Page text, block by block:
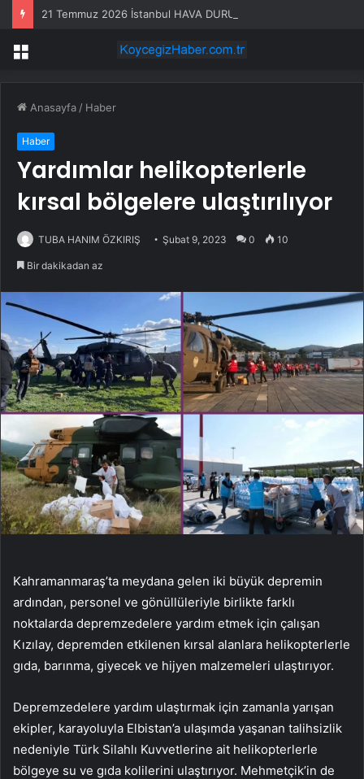
Menü
Anasayfa / Haber
Haber
Yardımlar helikopterlerle
kırsal bölgelere ulaştırılıyor
TUBA HANIM ÖZKIRIŞ Şubat 9, 2023 0 10
Bir dakikadan az
Kahramanmaraş’ta meydana gelen iki büyük depremin
ardından, personel ve gönüllüleriyle birlikte farklı
noktalarda depremzedelere yardım etmek için çalışan
Kızılay, depremden etkilenen kırsal alanlara helikopterlerle
gıda, barınma, giyecek ve hijyen malzemeleri ulaştırıyor.
Depremzedelere yardım ulaştırmak için zamanla yarışan
ekipler, karayoluyla Elbistan’a ulaşımda yaşanan talihsizlik
nedeniyle Türk Silahlı Kuvvetlerine ait helikopterlerle
bölgeye su ve gıda kolilerini ulaştırıyor. Mehmetçik’in de